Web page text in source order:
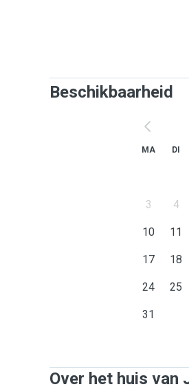
Beschikbaarheid
MA DI
3 4
10 11
17 18
24 25
31
Over het huis van